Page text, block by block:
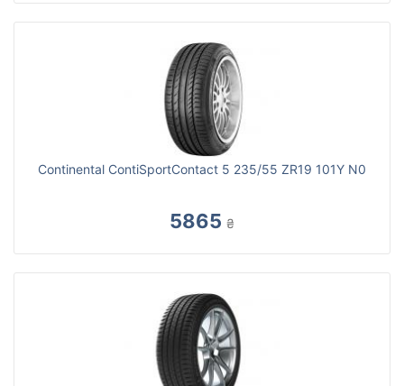
Continental ContiSportContact 5 235/55 ZR19 101Y N0
5865 ₴